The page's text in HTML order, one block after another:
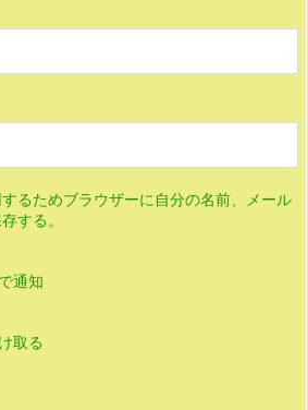
るためブラウザーに自分の名前、メール
する。
通知
取る